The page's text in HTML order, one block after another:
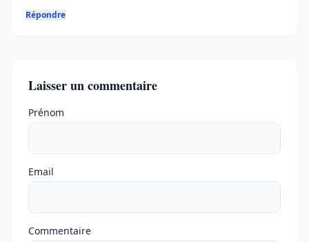
Répondre
Laisser un commentaire
Ne pas remplir
Prénom
Email
Commentaire